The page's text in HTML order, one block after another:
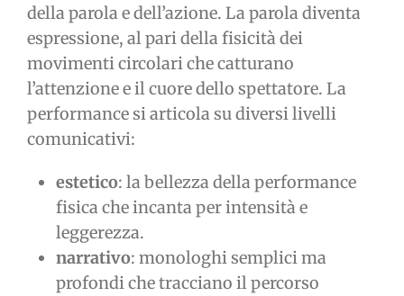
della parola e dell’azione. La parola diventa
espressione, al pari della fisicità dei
movimenti circolari che catturano
l’attenzione e il cuore dello spettatore. La
performance si articola su diversi livelli
comunicativi:
estetico: la bellezza della performance
fisica che incanta per intensità e
leggerezza.
narrativo: monologhi semplici ma
profondi che tracciano il percorso